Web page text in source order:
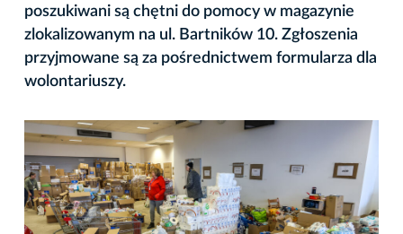
poszukiwani są chętni do pomocy w magazynie
zlokalizowanym na ul. Bartników 10. Zgłoszenia
przyjmowane są za pośrednictwem formularza dla
wolontariuszy.